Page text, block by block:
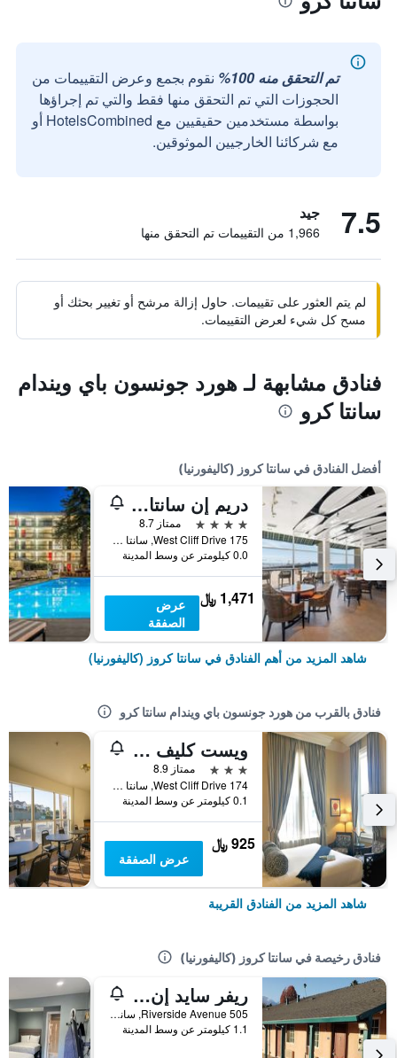
تم التحقق منه 100%
نقوم بجمع وعرض التقييمات من
الحجوزات التي تم التحقق منها فقط والتي تم إجراؤها
بواسطة مستخدمين حقيقيين مع HotelsCombined أو
مع شركائنا الخارجيين الموثوقين.
7.5 جيد
1,966 من التقييمات تم التحقق منها
لم يتم العثور على تقييمات. حاول إزالة مرشح أو تغيير بحثك أو
مسح كل شيء لعرض التقييمات.
فنادق مشابهة لـ هورد جونسون باي ويندام
سانتا كرو
أفضل الفنادق في سانتا كروز (كاليفورنيا)
دريم إن سانتا كروز
4 نجوم
ممتاز 8.7
175 West Cliff Drive, سانتا كروز (كاليفورنيا), CA, الولايات المتحدة الأميريكية
0.0 كيلومتر عن وسط المدينة
1,471 ﷼
عرض
الصفقة
شاهد المزيد من أهم الفنادق في سانتا كروز (كاليفورنيا)
فنادق بالقرب من هورد جونسون باي ويندام سانتا كرو
ويست كليف إن - إيه فور سيسترز إن
3 نجوم
ممتاز 8.9
174 West Cliff Drive, سانتا كروز (كاليفورنيا), CA, الولايات المتحدة الأميريكية
0.1 كيلومتر عن وسط المدينة
925 ﷼
عرض الصفقة
شاهد المزيد من الفنادق القريبة
فنادق رخيصة في سانتا كروز (كاليفورنيا)
ريفر سايد إن آند سويتس سانتا كروز
505 Riverside Avenue, سانتا كروز (كاليفورنيا), CA, الولايات المتحدة الأميريكية
1.1 كيلومتر عن وسط المدينة